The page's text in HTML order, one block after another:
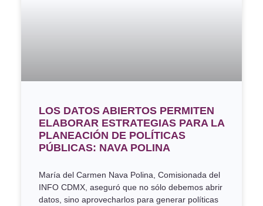
LOS DATOS ABIERTOS PERMITEN
ELABORAR ESTRATEGIAS PARA LA
PLANEACIÓN DE POLÍTICAS
PÚBLICAS: NAVA POLINA
María del Carmen Nava Polina, Comisionada del
INFO CDMX, aseguró que no sólo debemos abrir
datos, sino aprovecharlos para generar políticas